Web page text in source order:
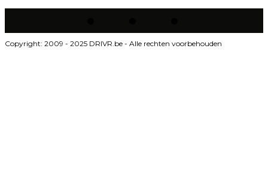
Copyright: 2009 - 2025 DRIVR.be - Alle rechten voorbehouden